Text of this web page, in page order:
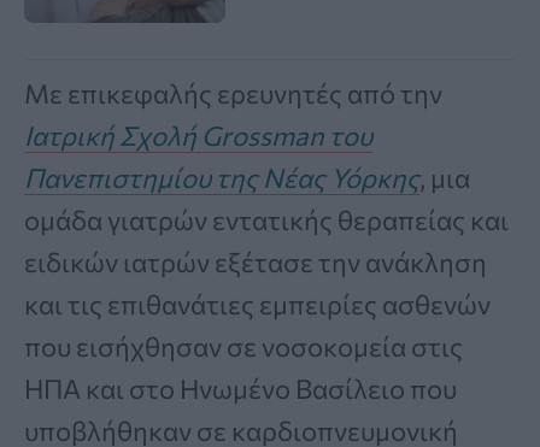
Με επικεφαλής ερευνητές από την
Ιατρική Σχολή Grossman του
Πανεπιστημίου της Νέας Υόρκης, μια
ομάδα γιατρών εντατικής θεραπείας και
ειδικών ιατρών εξέτασε την ανάκληση
και τις επιθανάτιες εμπειρίες ασθενών
που εισήχθησαν σε νοσοκομεία στις
ΗΠΑ και στο Ηνωμένο Βασίλειο που
υποβλήθηκαν σε καρδιοπνευμονική